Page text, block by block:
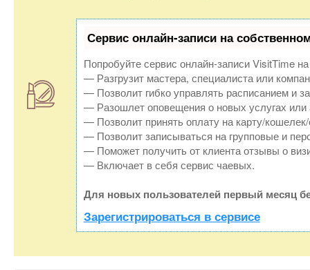
Сервис онлайн-записи на
Попробуйте сервис онлайн-записи VisitTime
— Разгрузит мастера, специалиста или
— Позволит гибко управлять расписанием и
— Разошлет оповещения о новых услугах или
— Позволит принять оплату на карту/кошелек/
— Позволит записываться на групповые и
— Поможет получить от клиента отзывы о
— Включает в себя сервис чаевых.
Для новых пользователей первый месяц
Зарегистрироваться в сервисе